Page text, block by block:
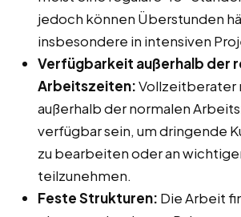
jedoch können Überstunden
insbesondere in intensiven
Verfügbarkeit außerhalb der
Arbeitszeiten:Vollzeitberater
außerhalb der normalen
verfügbar sein, um dringende
zu bearbeiten oder an
teilzunehmen.
Feste Strukturen: Die Arbeit